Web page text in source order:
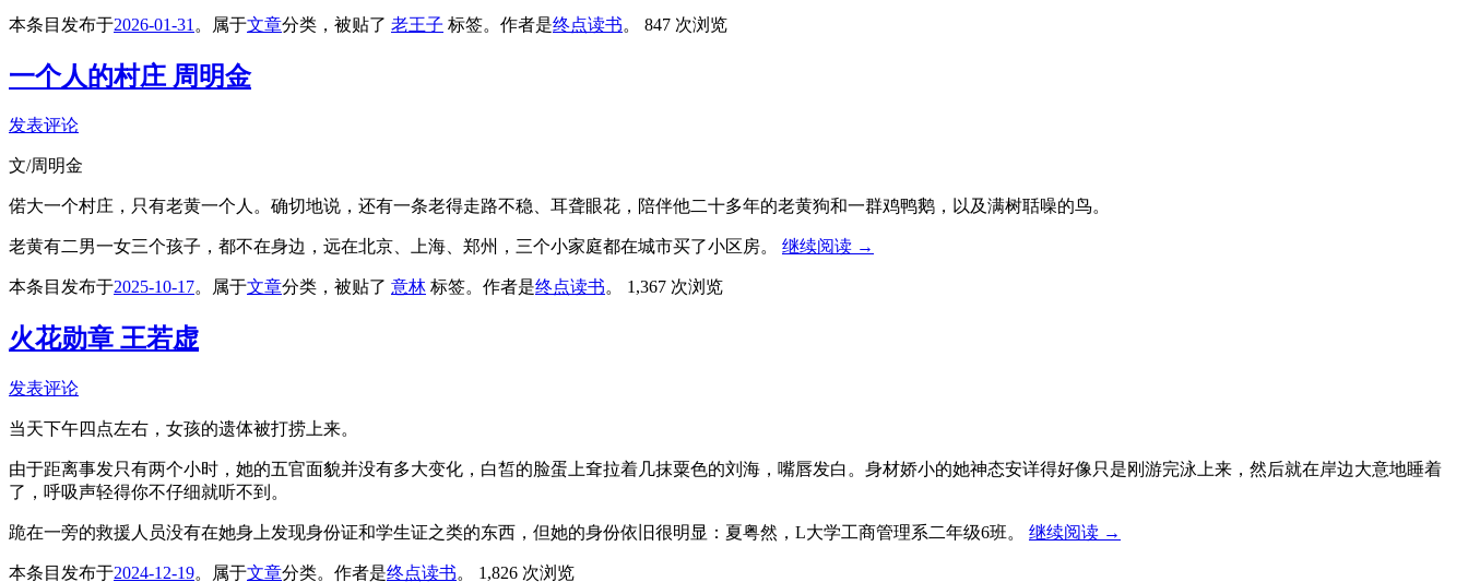
本条目发布于2026-01-31 。属于文章分类，被贴了 老王子 标签。 作者是终点读书。 847 次浏览
一个人的村庄 周明金
发表评论
文/周明金
偌大一个村庄，只有老黄一个人。确切地说，还有一条老得走路不稳、耳聋眼花，陪伴他二十多年的老黄狗和一群鸡鸭鹅，以及满树聒噪的鸟。
老黄有二男一女三个孩子，都不在身边，远在北京、上海、郑州，三个小家庭都在城市买了小区房。 继续阅读 →
本条目发布于2025-10-17。属于文章分类，被贴了 意林 标签。 作者是终点读书。 1,367 次浏览
火花勋章 王若虚
发表评论
当天下午四点左右，女孩的遗体被打捞上来。
由于距离事发只有两个小时，她的五官面貌并没有多大变化，白皙的脸蛋上耷拉着几抹粟色的刘海，嘴唇发白。身材娇小的她神态安详得好像只是刚游完泳上来，然后就在岸边大意地睡着
了，呼吸声轻得你不仔细就听不到。
跪在一旁的救援人员没有在她身上发现身份证和学生证之类的东西，但她的身份依旧很明显：夏粤然，L大学工商管理系二年级6班。 继续阅读 →
本条目发布于2024-12-19。属于文章分类。 作者是终点读书。 1,826 次浏览